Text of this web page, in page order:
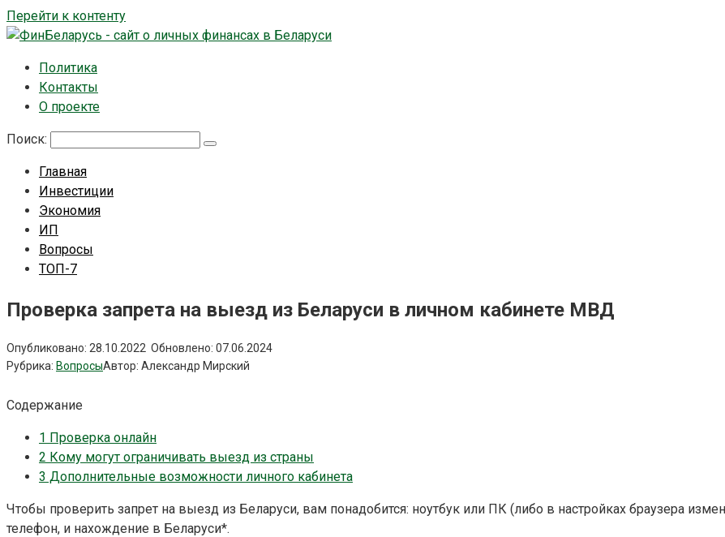
Перейти к контенту
Политика
Контакты
О проекте
Поиск:
Главная
Инвестиции
Экономия
ИП
Вопросы
ТОП-7
Проверка запрета на выезд из Беларуси в личном кабинете МВД
Опубликовано: 28.10.2022 Обновлено: 07.06.2024
Рубрика: ВопросыАвтор: Александр Мирский
Содержание
1 Проверка онлайн
2 Кому могут ограничивать выезд из страны
3 Дополнительные возможности личного кабинета
Чтобы проверить запрет на выезд из Беларуси, вам понадобится: ноутбук или ПК (либо в настройках браузера
телефон, и нахождение в Беларуси*.